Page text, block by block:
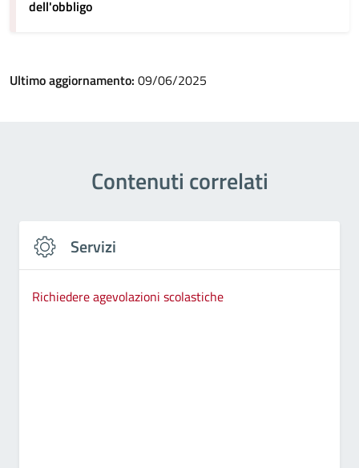
dell'obbligo
Ultimo aggiornamento: 09/06/2025
Contenuti correlati
Servizi
Richiedere agevolazioni scolastiche